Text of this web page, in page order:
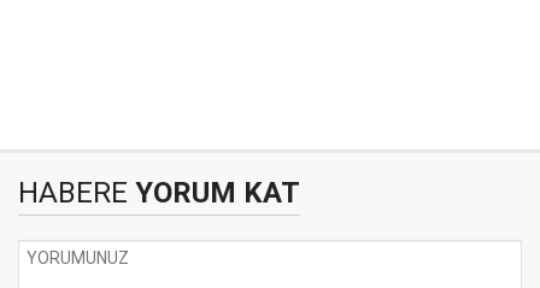
HABERE YORUM KAT